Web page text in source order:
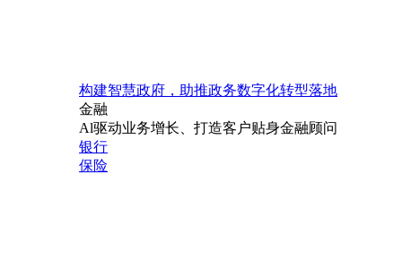
构建智慧政府，助推政务数字化转型落地
金融
Al驱动业务增长、打造客户贴身金融顾问
银行
保险